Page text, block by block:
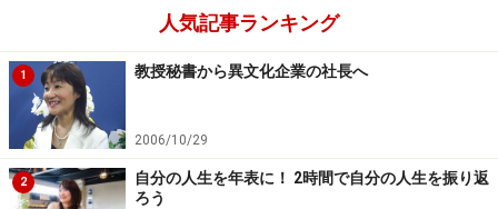
また数年前から、外国人社員、特に本社からの駐在社員
外資系と言っても日本国内にある会社ですし、社員や取
引先の大半は日本人です。
日本人と上手くやれることは当然求められますね。
人気記事ランキング
1 教授秘書から異文化企業の社長へ
2006/10/29
2
自分の人生を年表に！ 2時間で自分の人生を振り返
ろう